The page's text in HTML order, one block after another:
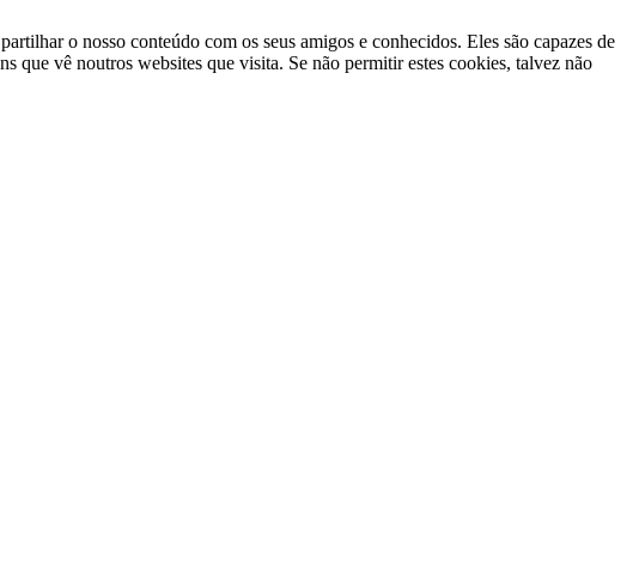
o nosso conteúdo com os seus amigos e conhecidos. Eles são capazes de
que vê noutros websites que visita. Se não permitir estes cookies, talvez não